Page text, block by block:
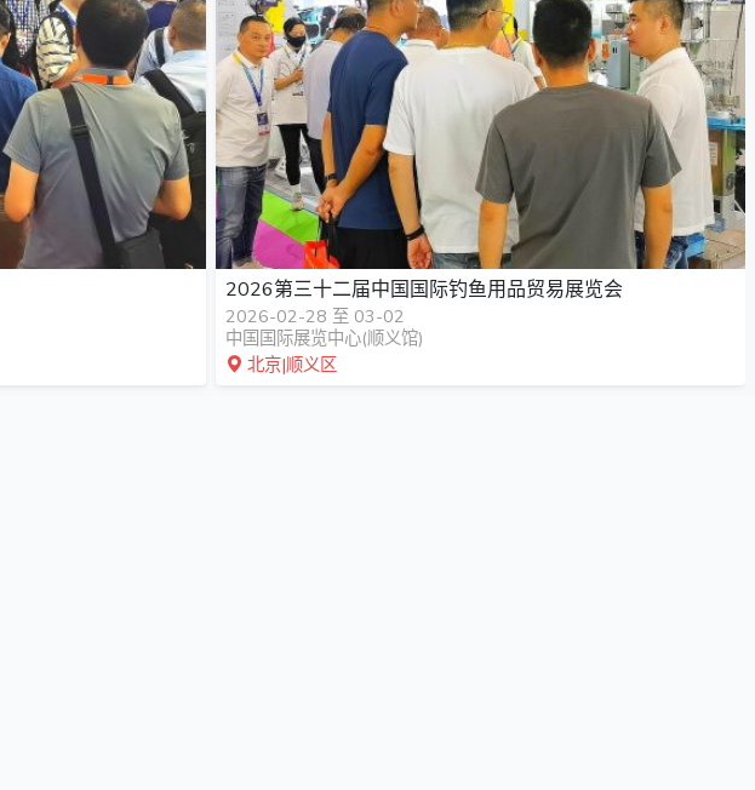
2026第三十二届中国国际钓鱼用品贸易展览会
2026-02-28 至 03-02
中国国际展览中心(顺义馆)
北京|顺义区